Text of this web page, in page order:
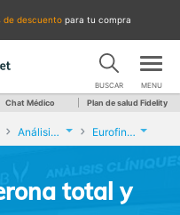
de descuento para tu compra
BUSCAR MENU
Chat Médico Plan de salud Fidelity
Análisis de testosterona total y libre Eurofins Análisis Clínicos Policlínic Sabadell
total y